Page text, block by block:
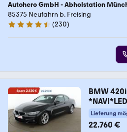
Autohero GmbH - Abholstation
85375 Neufahrn b. Freising
4.4 Sterne
(230)
BMW
Lieferung
22.760 €